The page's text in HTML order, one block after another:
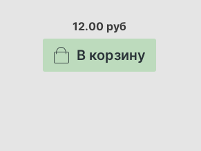
12.00 руб
В корзину